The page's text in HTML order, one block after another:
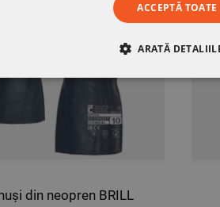
din neopren BRILL
ACCEPTĂ TOATE
ARATĂ
DE PERFORMANȚĂ